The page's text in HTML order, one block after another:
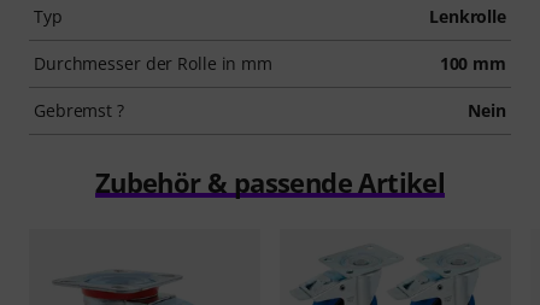
Typ Lenkrolle
Durchmesser der Rolle in mm 100 mm
Gebremst ? Nein
Zubehör & passende Artikel